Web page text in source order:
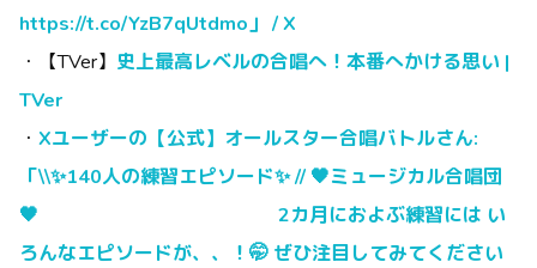
https://t.co/YzB7qUtdmo」 / X
・【TVer】 史上最高レベルの合唱へ！本番へかける思い |
TVer
・ Xユーザーの【公式】オールスター合唱バトルさん:
「\\✨140人の練習エピソード✨ // 🖤ミュージカル合唱団
🖤 2カ月におよぶ練習には い
ろんなエピソードが、、！🤭 ぜひ注目してみてください